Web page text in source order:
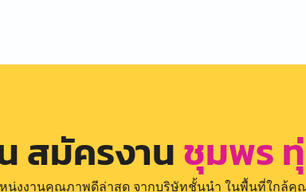
สมัครงานชุมพร ทุ่
น่งงานคุณภาพดีล่าสุด จากบริษัทชั้นนำ ในพื้นที่ใกล้คุ